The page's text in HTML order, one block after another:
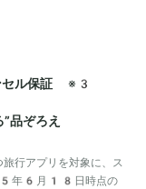
ル保証 ※3
品ぞろえ
行アプリを対象に、ス
年6月18日時点の